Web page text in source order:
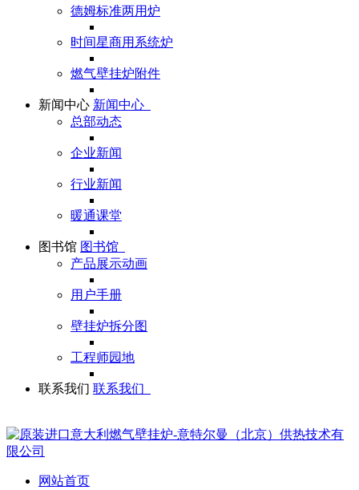
德姆标准两用炉
时间星商用系统炉
燃气壁挂炉附件
新闻中心 新闻中心
总部动态
企业新闻
行业新闻
暖通课堂
图书馆 图书馆
产品展示动画
用户手册
壁挂炉拆分图
工程师园地
联系我们 联系我们
网站首页